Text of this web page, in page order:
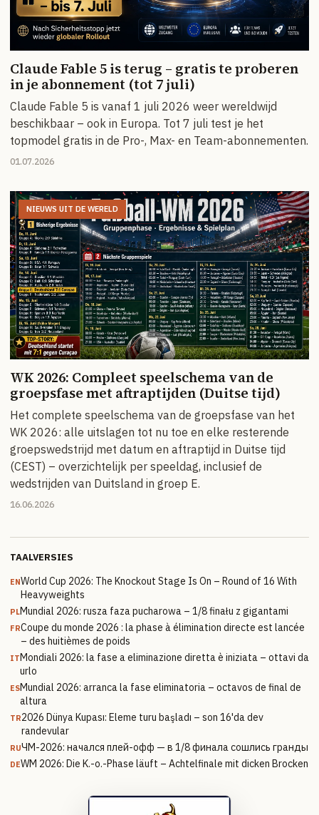
Claude Fable 5 is terug – gratis te proberen
in je abonnement (tot 7 juli)
Claude Fable 5 is vanaf 1 juli 2026 weer wereldwijd
beschikbaar – ook in Europa. Tot 7 juli test je het
topmodel gratis in de Pro-, Max- en Team-abonnementen.
01.07.2026
NIEUWS UIT DE WERELD
WK 2026: Compleet speelschema van de
groepsfase met aftraptijden (Duitse tijd)
Het complete speelschema van de groepsfase van het
WK 2026: alle uitslagen tot nu toe en elke resterende
groepswedstrijd met datum en aftraptijd in Duitse tijd
(CEST) – overzichtelijk per speeldag, inclusief de
wedstrijden van Duitsland in groep E.
16.06.2026
TAALVERSIES
ENWorld Cup 2026: The Knockout Stage Is On – Round of 16 With
Heavyweights
PLMundial 2026: rusza faza pucharowa – 1/8 finału z gigantami
FRCoupe du monde 2026 : la phase à élimination directe est lancée
– des huitièmes de poids
ITMondiali 2026: la fase a eliminazione diretta è iniziata – ottavi da
urlo
ESMundial 2026: arranca la fase eliminatoria – octavos de final de
altura
TR2026 Dünya Kupası: Eleme turu başladı – son 16'da dev
randevular
RUЧМ-2026: начался плей-офф — в 1/8 финала сошлись гранды
DEWM 2026: Die K.-o.-Phase läuft – Achtelfinale mit dicken Brocken